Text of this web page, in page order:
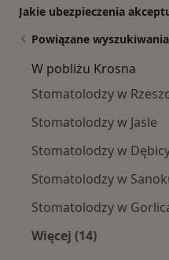
Jakie ubezpieczenia
Powiązane wyszukiwania
W pobliżu Krosna
Stomatolodzy w
Stomatolodzy w Jasle
Stomatolodzy w
Stomatolodzy w
Stomatolodzy w
Więcej (14)